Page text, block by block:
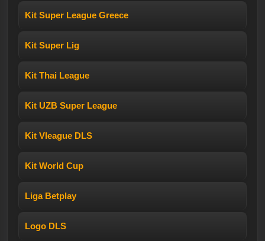
Kit Super League Greece
Kit Super Lig
Kit Thai League
Kit UZB Super League
Kit Vleague DLS
Kit World Cup
Liga Betplay
Logo DLS